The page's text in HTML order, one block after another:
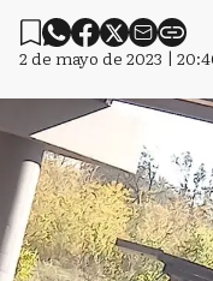
2 de mayo de 2023 |